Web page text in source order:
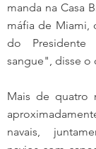
manda na Casa
máfia de Miami,
do Presidente
sangue", disse o
Mais de quatro
navais,